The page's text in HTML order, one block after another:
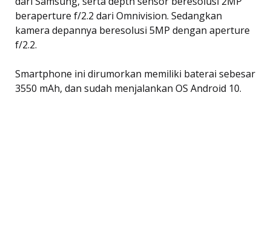
beraperture f/2.2 dari Omnivision. Sedangkan
kamera depannya beresolusi 5MP dengan aperture
f/2.2.
Smartphone ini dirumorkan memiliki baterai sebesar
3550 mAh, dan sudah menjalankan OS Android 10.